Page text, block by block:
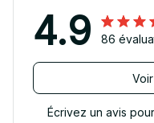
4.9 86
Écrivez un avis